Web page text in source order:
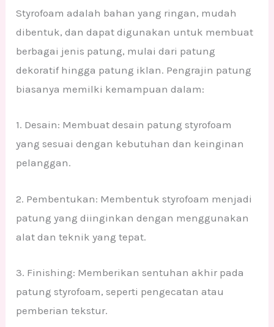
Styrofoam adalah bahan yang ringan, mudah
dibentuk, dan dapat digunakan untuk membuat
berbagai jenis patung, mulai dari patung
dekoratif hingga patung iklan. Pengrajin patung
biasanya memilki kemampuan dalam:
1. Desain: Membuat desain patung styrofoam
yang sesuai dengan kebutuhan dan keinginan
pelanggan.
2. Pembentukan: Membentuk styrofoam menjadi
patung yang diinginkan dengan menggunakan
alat dan teknik yang tepat.
3. Finishing: Memberikan sentuhan akhir pada
patung styrofoam, seperti pengecatan atau
pemberian tekstur.